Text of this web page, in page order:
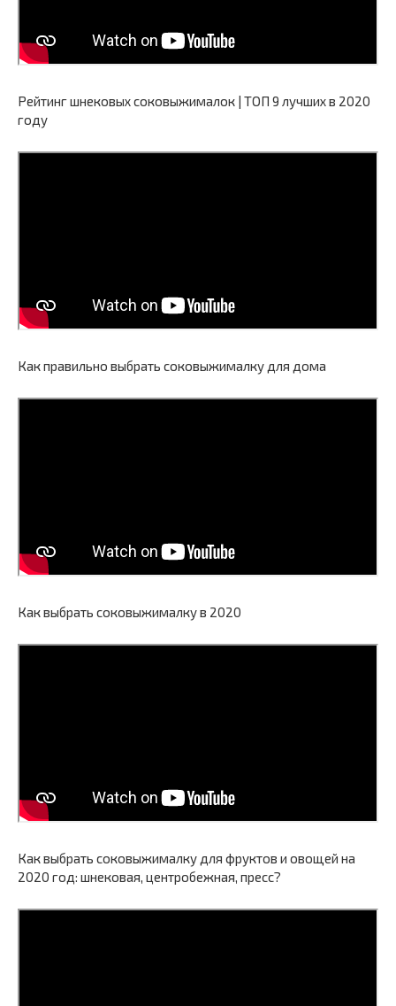
Рейтинг шнековых соковыжималок | ТОП 9 лучших в 2020
году
Как правильно выбрать соковыжималку для дома
Как выбрать соковыжималку в 2020
Как выбрать соковыжималку для фруктов и овощей на
2020 год: шнековая, центробежная, пресс?